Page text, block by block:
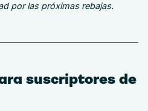
por las próximas rebajas.
suscriptores de